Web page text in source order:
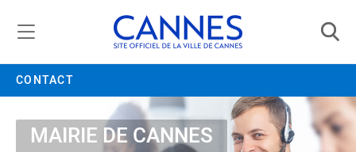
CONTACT
MAIRIE DE CANNES